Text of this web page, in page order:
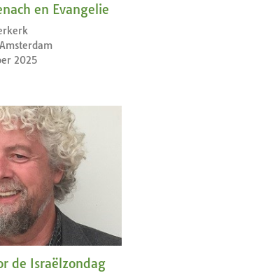
en Evangelie
2025
de Israëlzondag